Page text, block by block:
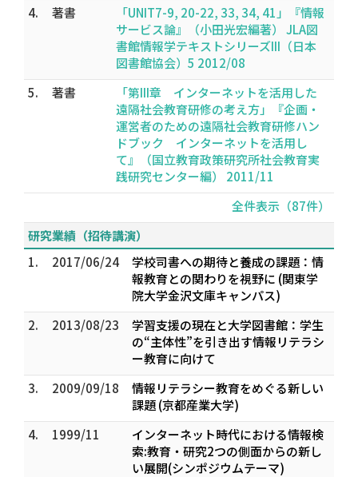
4.
著書
「UNIT7-9, 20-22, 33, 34, 41」『情報
サービス論』（小田光宏編著） JLA図
書館情報学テキストシリーズIII（日本
図書館協会）5 2012/08
5.
著書
「第III章 インターネットを活用した
遠隔社会教育研修の考え方」『企画・
運営者のための遠隔社会教育研修ハン
ドブック インターネットを活用し
て』（国立教育政策研究所社会教育実
践研究センター編） 2011/11
全件表示（87件）
研究業績（招待講演）
1.
2017/06/24
学校司書への期待と養成の課題：情
報教育との関わりを視野に (関東学
院大学金沢文庫キャンパス)
2.
2013/08/23
学習支援の現在と大学図書館：学生
の“主体性”を引き出す情報リテラシ
ー教育に向けて
3.
2009/09/18
情報リテラシー教育をめぐる新しい
課題 (京都産業大学)
4.
1999/11
インターネット時代における情報検
索:教育・研究2つの側面からの新し
い展開(シンポジウムテーマ)